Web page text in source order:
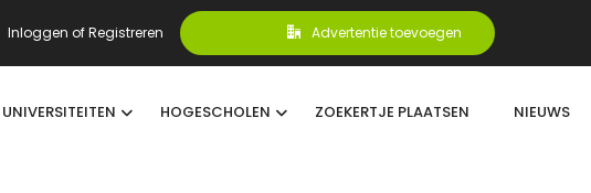
Inloggen of Registreren Advertentie toevoegen
UNIVERSITEITEN HOGESCHOLEN ZOEKERTJE PLAATSEN NIEUWS